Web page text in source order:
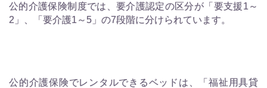
公的介護保険制度では、要介護認定の区分が「要支援1～
2」、「要介護1～5」の7段階に分けられています。
公的介護保険でレンタルできるベッドは、「福祉用具貸